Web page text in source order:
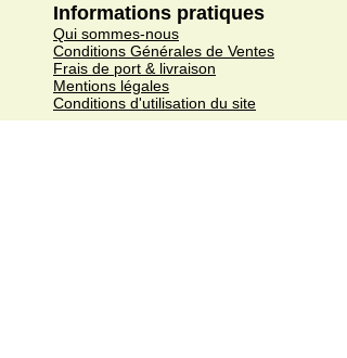
Informations pratiques
Qui sommes-nous
Conditions Générales de Ventes
Frais de port & livraison
Mentions légales
Conditions d'utilisation du site